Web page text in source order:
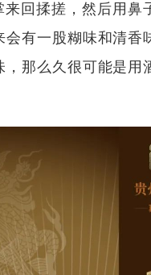
回揉搓，然后用鼻
有一股糊味和清香
那么久很可能是用